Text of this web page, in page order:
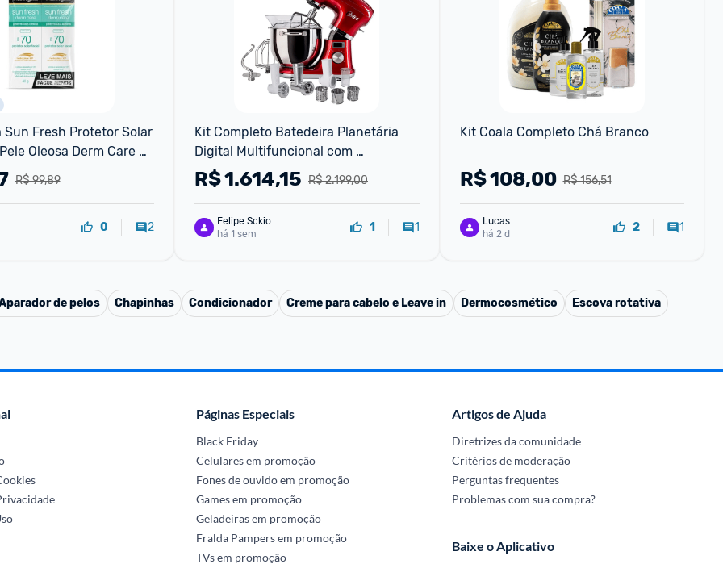
Sun Fresh Protetor Solar
Oleosa Derm Care
Cor Kit com 2 Unidades
R$ 99,89
0 2
Kit Completo Batedeira Planetária
Digital Multifuncional com
Acessórios Oster - 220V
R$ 2.199,00
R$1.614,15
Felipe Sckio
há 1 sem
1 1
Kit Coala Completo Chá Branco
R$ 156,51
R$108,00
Lucas
há 2 d
2 1
de pelos Chapinhas Condicionador Creme para cabelo e Leave in Dermocosmético Escova rotativa
Páginas Especiais
Black Friday
Celulares em promoção
Fones de ouvido em promoção
Games em promoção
Geladeiras em promoção
Fralda Pampers em promoção
TVs em promoção
Artigos de Ajuda
Diretrizes da comunidade
Critérios de moderação
Perguntas frequentes
Problemas com sua compra?
Baixe o Aplicativo